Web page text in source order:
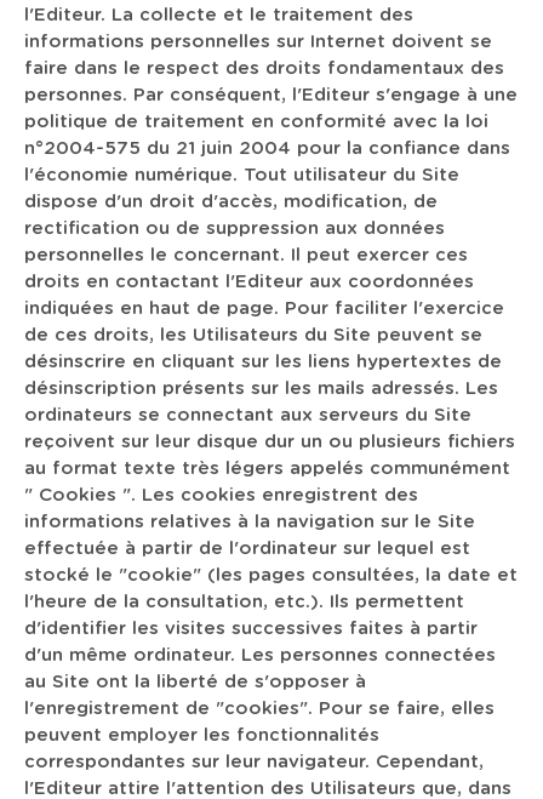
l'Editeur. La collecte et le traitement des
informations personnelles sur Internet doivent se
faire dans le respect des droits fondamentaux des
personnes. Par conséquent, l'Editeur s'engage à une
politique de traitement en conformité avec la loi
n°2004-575 du 21 juin 2004 pour la confiance dans
l'économie numérique. Tout utilisateur du Site
dispose d'un droit d'accès, modification, de
rectification ou de suppression aux données
personnelles le concernant. Il peut exercer ces
droits en contactant l'Editeur aux coordonnées
indiquées en haut de page. Pour faciliter l'exercice
de ces droits, les Utilisateurs du Site peuvent se
désinscrire en cliquant sur les liens hypertextes de
désinscription présents sur les mails adressés. Les
ordinateurs se connectant aux serveurs du Site
reçoivent sur leur disque dur un ou plusieurs fichiers
au format texte très légers appelés communément
" Cookies ". Les cookies enregistrent des
informations relatives à la navigation sur le Site
effectuée à partir de l'ordinateur sur lequel est
stocké le "cookie" (les pages consultées, la date et
l'heure de la consultation, etc.). Ils permettent
d'identifier les visites successives faites à partir
d'un même ordinateur. Les personnes connectées
au Site ont la liberté de s'opposer à
l'enregistrement de "cookies". Pour se faire, elles
peuvent employer les fonctionnalités
correspondantes sur leur navigateur. Cependant,
l'Editeur attire l'attention des Utilisateurs que, dans